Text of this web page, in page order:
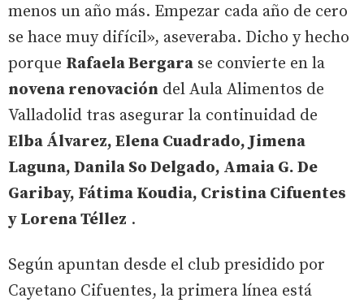
menos un año más. Empezar cada año de cero
se hace muy difícil», aseveraba. Dicho y hecho
porque Rafaela Bergara se convierte en la
novena renovación del Aula Alimentos de
Valladolid tras asegurar la continuidad de
Elba Álvarez, Elena Cuadrado, Jimena
Laguna, Danila So Delgado, Amaia G. De
Garibay, Fátima Koudia, Cristina Cifuentes
y Lorena Téllez .
Según apuntan desde el club presidido por
Cayetano Cifuentes, la primera línea está